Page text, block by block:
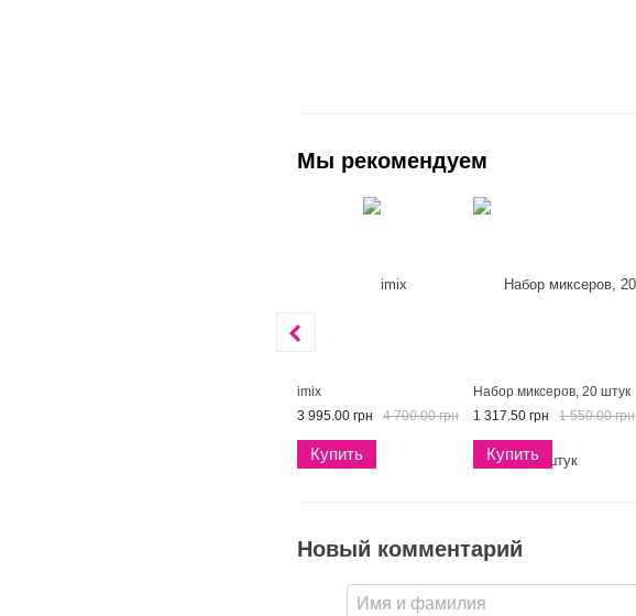
Мы рекомендуем
imix
3 995.00 грн
4 700.00 грн
Купить
Набор миксеров, 20 штук
1 317.50 грн
1 550.00 грн
Купить
Новый комментарий